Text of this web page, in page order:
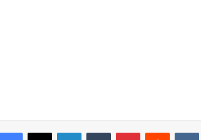
Facebook
X LinkedInTumblr PinterestReddit